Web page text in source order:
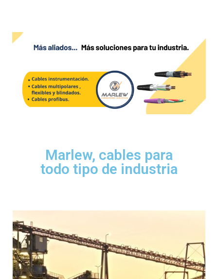
Marlew, cables para
todo tipo de industria